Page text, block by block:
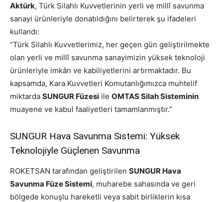
Aktürk, Türk Silahlı Kuvvetlerinin yerli ve millî savunma
sanayi ürünleriyle donatıldığını belirterek şu ifadeleri
kullandı:
“Türk Silahlı Kuvvetlerimiz, her geçen gün geliştirilmekte
olan yerli ve millî savunma sanayimizin yüksek teknoloji
ürünleriyle imkân ve kabiliyetlerini artırmaktadır. Bu
kapsamda, Kara Kuvvetleri Komutanlığımızca muhtelif
miktarda SUNGUR Füzesi ile OMTAS Silah Sisteminin
muayene ve kabul faaliyetleri tamamlanmıştır.”
SUNGUR Hava Savunma Sistemi: Yüksek
Teknolojiyle Güçlenen Savunma
ROKETSAN tarafından geliştirilen SUNGUR Hava
Savunma Füze Sistemi, muharebe sahasında ve geri
bölgede konuşlu hareketli veya sabit birliklerin kısa